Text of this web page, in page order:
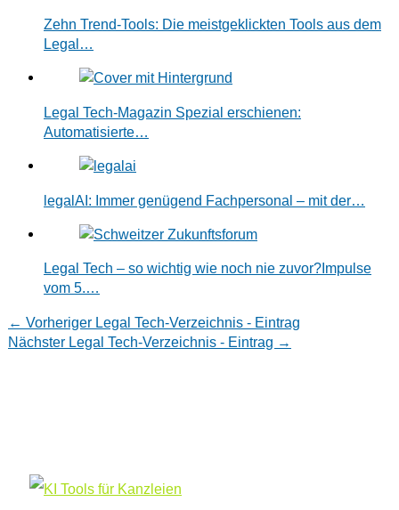
Zehn Trend-Tools: Die meistgeklickten Tools aus dem
Legal…
Legal Tech-Magazin Spezial erschienen:
Automatisierte…
legalAI: Immer genügend Fachpersonal – mit der…
Legal Tech – so wichtig wie noch nie zuvor?Impulse
vom 5.…
← Vorheriger Legal Tech-Verzeichnis - Eintrag
Nächster Legal Tech-Verzeichnis - Eintrag →